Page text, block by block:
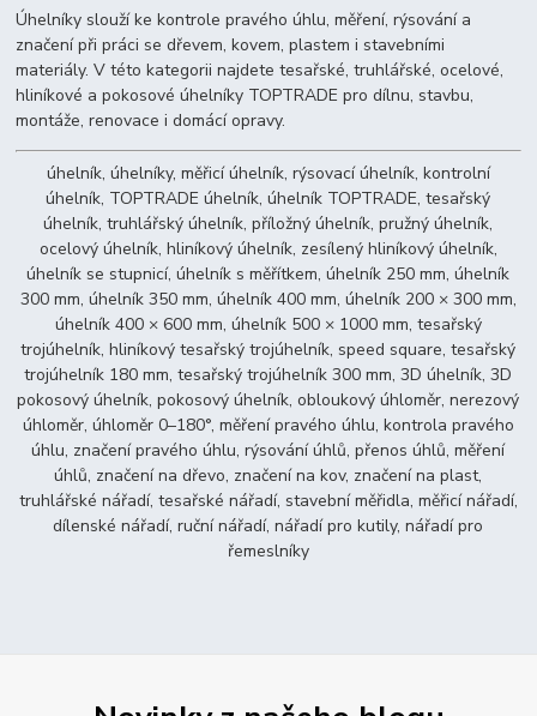
Úhelníky slouží ke kontrole pravého úhlu, měření, rýsování a
značení při práci se dřevem, kovem, plastem i stavebními
materiály. V této kategorii najdete tesařské, truhlářské, ocelové,
hliníkové a pokosové úhelníky TOPTRADE pro dílnu, stavbu,
montáže, renovace i domácí opravy.
úhelník, úhelníky, měřicí úhelník, rýsovací úhelník, kontrolní
úhelník, TOPTRADE úhelník, úhelník TOPTRADE, tesařský
úhelník, truhlářský úhelník, příložný úhelník, pružný úhelník,
ocelový úhelník, hliníkový úhelník, zesílený hliníkový úhelník,
úhelník se stupnicí, úhelník s měřítkem, úhelník 250 mm, úhelník
300 mm, úhelník 350 mm, úhelník 400 mm, úhelník 200 × 300 mm,
úhelník 400 × 600 mm, úhelník 500 × 1000 mm, tesařský
trojúhelník, hliníkový tesařský trojúhelník, speed square, tesařský
trojúhelník 180 mm, tesařský trojúhelník 300 mm, 3D úhelník, 3D
pokosový úhelník, pokosový úhelník, obloukový úhloměr, nerezový
úhloměr, úhloměr 0–180°, měření pravého úhlu, kontrola pravého
úhlu, značení pravého úhlu, rýsování úhlů, přenos úhlů, měření
úhlů, značení na dřevo, značení na kov, značení na plast,
truhlářské nářadí, tesařské nářadí, stavební měřidla, měřicí nářadí,
dílenské nářadí, ruční nářadí, nářadí pro kutily, nářadí pro
řemeslníky